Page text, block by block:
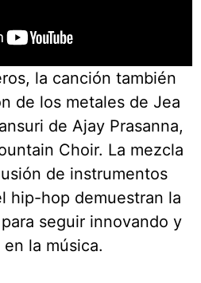
la canción también
de los metales de Jea
de Ajay Prasanna,
Choir. La mezcla
de instrumentos
hip-hop demuestran la
seguir innovando y
la música.